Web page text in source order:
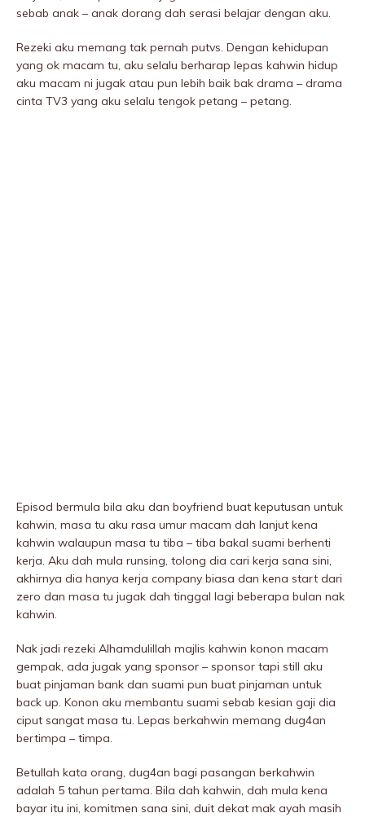
sebab anak – anak dorang dah serasi belajar dengan aku.
Rezeki aku memang tak pernah putvs. Dengan kehidupan
yang ok macam tu, aku selalu berharap lepas kahwin hidup
aku macam ni jugak atau pun lebih baik bak drama – drama
cinta TV3 yang aku selalu tengok petang – petang.
Episod bermula bila aku dan boyfriend buat keputusan untuk
kahwin, masa tu aku rasa umur macam dah lanjut kena
kahwin walaupun masa tu tiba – tiba bakal suami berhenti
kerja. Aku dah mula runsing, tolong dia cari kerja sana sini,
akhirnya dia hanya kerja company biasa dan kena start dari
zero dan masa tu jugak dah tinggal lagi beberapa bulan nak
kahwin.
Nak jadi rezeki Alhamdulillah majlis kahwin konon macam
gempak, ada jugak yang sponsor – sponsor tapi still aku
buat pinjaman bank dan suami pun buat pinjaman untuk
back up. Konon aku membantu suami sebab kesian gaji dia
ciput sangat masa tu. Lepas berkahwin memang dug4an
bertimpa – timpa.
Betullah kata orang, dug4an bagi pasangan berkahwin
adalah 5 tahun pertama. Bila dah kahwin, dah mula kena
bayar itu ini, komitmen sana sini, duit dekat mak ayah masih